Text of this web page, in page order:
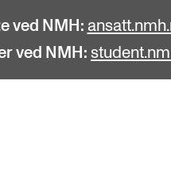
ved NMH:
ved NMH: